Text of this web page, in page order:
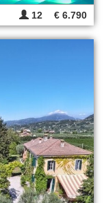
12 € 6.790